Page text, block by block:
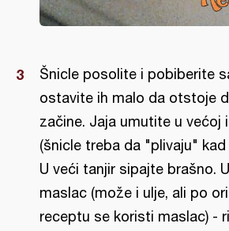
Šnicle posolite i pobiberite
ostavite ih malo da otstoje
začine. Jaja umutite u većoj
(šnicle treba da "plivaju" kad
U veći tanjir sipajte brašno.
maslac (može i ulje, ali po
receptu se koristi maslac) -